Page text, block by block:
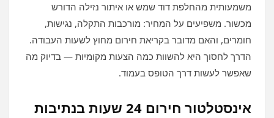
משמעותית מהחלפת דוד שמש או איתור נזילה הדורש
מכשור. משפיעים על המחיר: מורכבות התקלה, נגישות,
חומרים, והאם מדובר בקריאת חירום מחוץ לשעות העבודה.
הדרך לחסוך היא להשוות כמה הצעות מקומיות — בדיוק מה
שאפשר לעשות דרך הטופס בעמוד.
אינסטלטור חירום 24 שעות בנתיבות